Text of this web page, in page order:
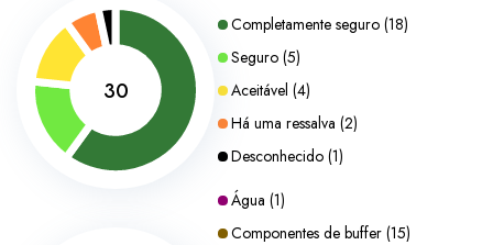
30
Completamente seguro (18)
Seguro (5)
Aceitável (4)
Há uma ressalva (2)
Desconhecido (1)
Água (1)
Componentes de buffer (15)